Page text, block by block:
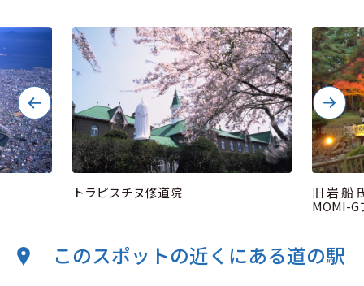
トラピスチヌ修道院
旧岩船
MOMI-G
このスポットの近くにある道の駅